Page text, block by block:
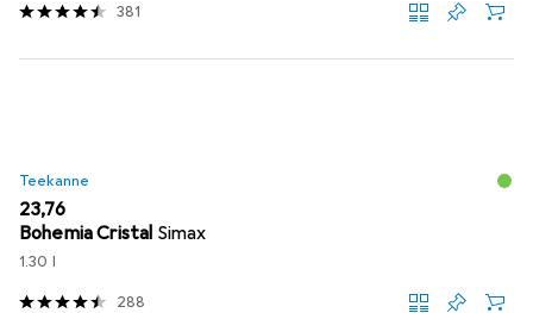
381
Teekanne
EUR
23,76
Bohemia Cristal Simax
1.30 l
288